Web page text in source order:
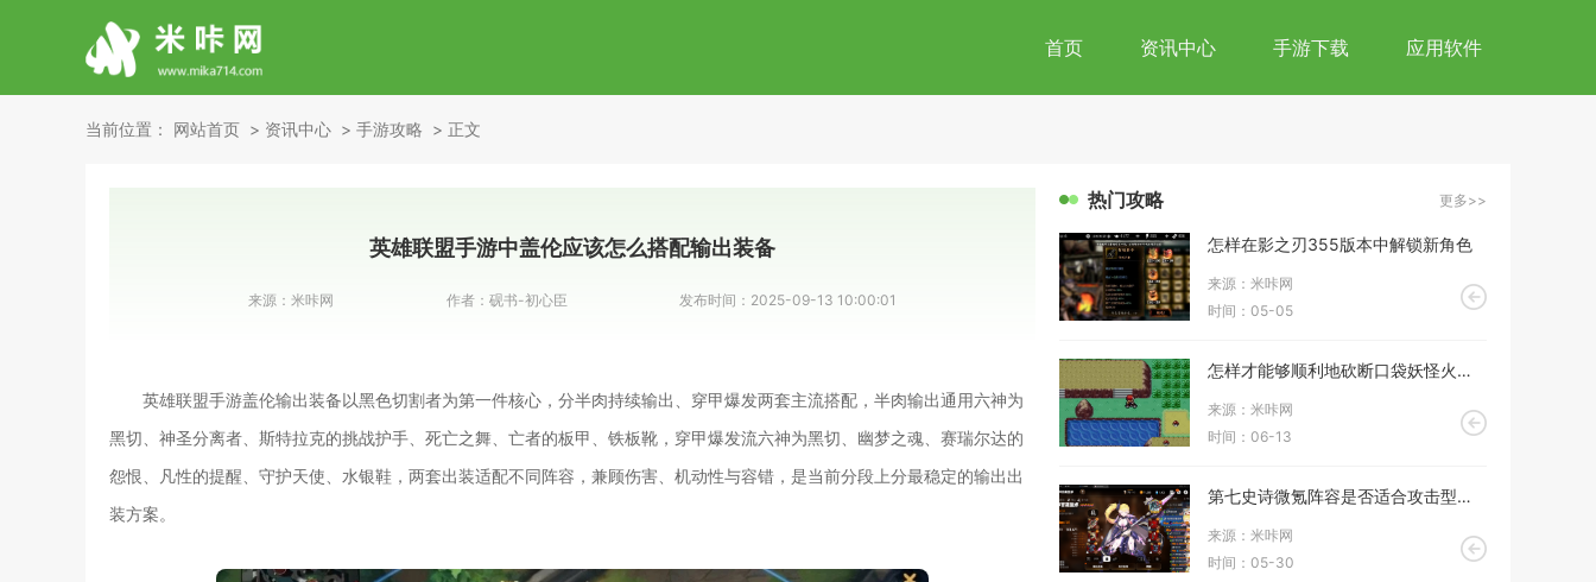
首页 资讯中心 手游下载 应用软件
当前位置： 网站首页 资讯中心 手游攻略 正文
英雄联盟手游中盖伦应该怎么搭配输出装备
来源： 米咔网 作者： 砚书-初心臣 发布时间： 2025-09-13 10:00:01
英雄联盟手游盖伦输出装备以黑色切割者为第一件核心，分半肉持续输出、穿甲爆发两套主流搭配，半肉输出通用六神为
黑切、神圣分离者、斯特拉克的挑战护手、死亡之舞、亡者的板甲、铁板靴，穿甲爆发流六神为黑切、幽梦之魂、赛瑞尔达的
怨恨、凡性的提醒、守护天使、水银鞋，两套出装适配不同阵容，兼顾伤害、机动性与容错，是当前分段上分最稳定的输出出
装方案。
热门攻略 更多>>
怎样在影之刃355版本中解锁新角色
来源：米咔网
时间：05-05
怎样才能够顺利地砍断口袋妖怪火红小树
来源：米咔网
时间：06-13
第七史诗微氪阵容是否适合攻击型玩家
来源：米咔网
时间：05-30